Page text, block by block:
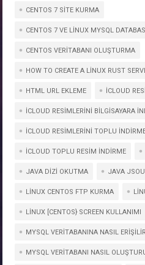
CENTOS 7 SITE KURMA
CENTOS 7 VE LINUX MYSQL
CENTOS VERITABANI OLUŞTURMA
HOW TO CREATE A LINUX RUST
HTML URL EKLEME ICLOUD
ICLOUD RESIMLERINI BILGISAYARA
ICLOUD RESIMLERINI TOPLU
ICLOUD TOPLU RESIM INDIRME
JAVA DIZI OKUTMA JAVA
LINUX CENTOS FTP KURMA
LINUX [CENTOS} SCREEN KULLANIMI
MYSQL VERITABANINA NASIL ERIŞILIR
MYSQL VERITABANI NASIL